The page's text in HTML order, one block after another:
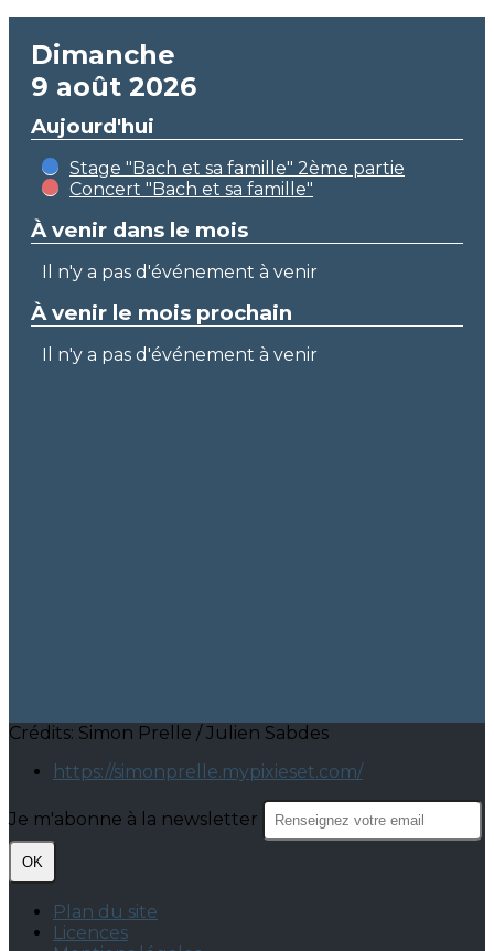
Dimanche
9 août 2026
Aujourd'hui
Stage "Bach et sa famille" 2ème partie
Concert "Bach et sa famille"
À venir dans le mois
Il n'y a pas d'événement à venir
À venir le mois prochain
Il n'y a pas d'événement à venir
Crédits: Simon Prelle / Julien Sabdes
https://simonprelle.mypixieset.com/
Je m'abonne à la newsletter
OK
Plan du site
Licences